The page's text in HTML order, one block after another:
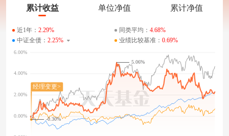
累计收益 单位净值 累计净值
近1年： 2.29% 同类平均： 4.68%
中证全债： 2.25% 业绩比较基准： 0.69%
-0.30%
5.06%